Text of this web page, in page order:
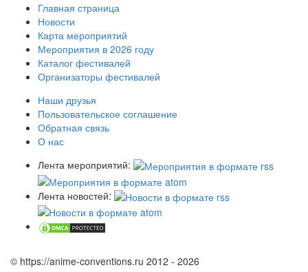
Главная страница
Новости
Карта мероприятий
Мероприятия в 2026 году
Каталог фестивалей
Организаторы фестивалей
Наши друзья
Пользовательское соглашение
Обратная связь
О нас
Лента мероприятий:
Лента новостей:
© https://anime-conventions.ru 2012 - 2026